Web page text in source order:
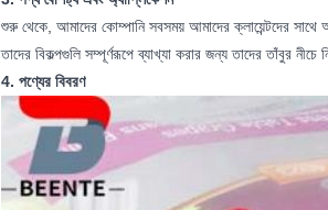
শুরু থেকে, আমাদের কোম্পানি সবসময় আমাদের ক্লায়েন্টদের সাথে
তাদের বিকল্পগুলি সম্পূর্ণরূপে ব্যাখ্যা করার জন্য তাদের তাঁবুর
4. পণ্যের বিবরণ